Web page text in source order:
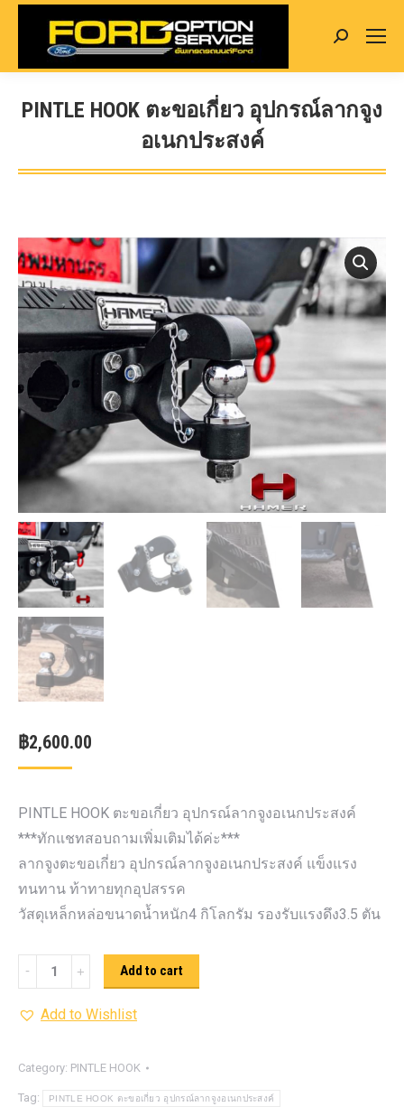
Search:
PINTLE HOOK ตะขอเกี่ยว อุปกรณ์ลากจูง
อเนกประสงค์
You are here:
฿2,600.00
PINTLE HOOK ตะขอเกี่ยว อุปกรณ์ลากจูงอเนกประสงค์
***ทักแชทสอบถามเพิ่มเติมได้ค่ะ***
ลากจูงตะขอเกี่ยว อุปกรณ์ลากจูงอเนกประสงค์ แข็งแรง
ทนทาน ท้าทายทุกอุปสรรค
วัสดุเหล็กหล่อขนาดน้ำหนัก4 กิโลกรัม รองรับแรงดึง3.5 ตัน
PINTLE
HOOK
ตะขอ
อุปกรณ์
ลาก
Add to cart
Add to Wishlist
Category: PINTLE HOOK
Tag: PINTLE HOOK ตะขอเกี่ยว อุปกรณ์ลากจูงอเนกประสงค์